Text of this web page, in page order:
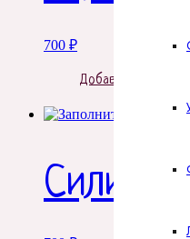
700 ₽
Добавить в корзину